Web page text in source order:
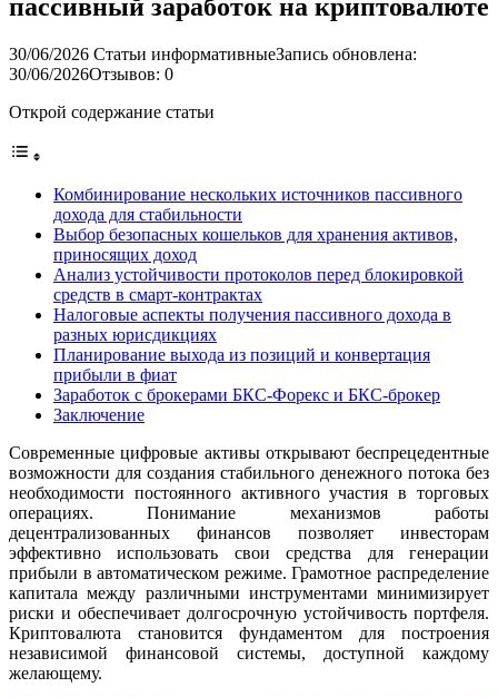
пассивный заработок на криптовалюте
30/06/2026 Статьи информативныеЗапись обновлена:
30/06/2026Отзывов: 0
Открой содержание статьи
Комбинирование нескольких источников пассивного
дохода для стабильности
Выбор безопасных кошельков для хранения активов,
приносящих доход
Анализ устойчивости протоколов перед блокировкой
средств в смарт-контрактах
Налоговые аспекты получения пассивного дохода в
разных юрисдикциях
Планирование выхода из позиций и конвертация
прибыли в фиат
Заработок с брокерами БКС-Форекс и БКС-брокер
Заключение
Современные цифровые активы открывают беспрецедентные
возможности для создания стабильного денежного потока без
необходимости постоянного активного участия в торговых
операциях. Понимание механизмов работы
децентрализованных финансов позволяет инвесторам
эффективно использовать свои средства для генерации
прибыли в автоматическом режиме. Грамотное распределение
капитала между различными инструментами минимизирует
риски и обеспечивает долгосрочную устойчивость портфеля.
Криптовалюта становится фундаментом для построения
независимой финансовой системы, доступной каждому
желающему.